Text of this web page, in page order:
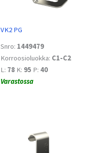
VK2 PG
Snro: 1449479
Korroosioluokka: C1-C2
L: 78 K: 95 P: 40
Varastossa